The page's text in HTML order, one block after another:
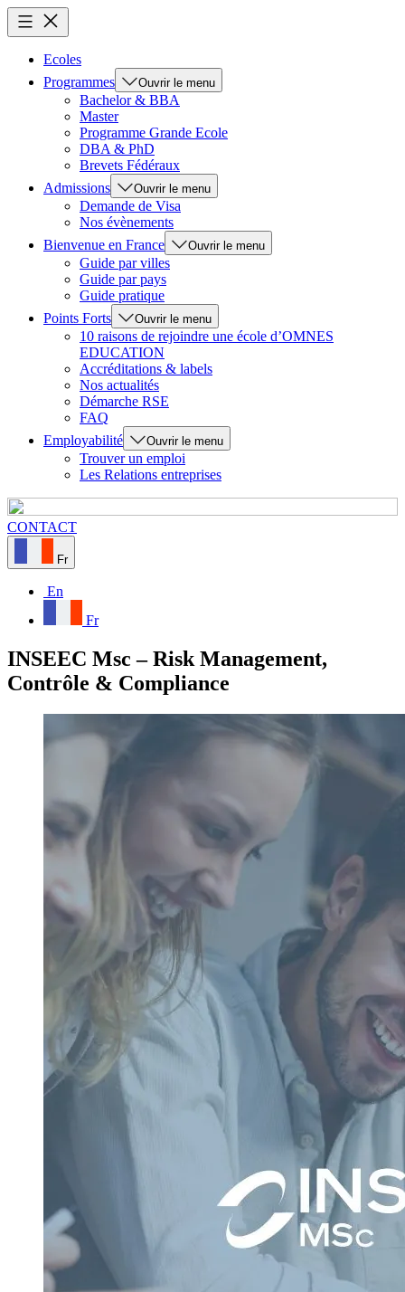
Ecoles
Programmes
Ouvrir le menu
Bachelor & BBA
Master
Programme Grande Ecole
DBA & PhD
Brevets Fédéraux
Admissions
Ouvrir le menu
Demande de Visa
Nos évènements
Bienvenue en France
Ouvrir le menu
Guide par villes
Guide par pays
Guide pratique
Points Forts
Ouvrir le menu
10 raisons de rejoindre une école d’OMNES
EDUCATION
Accréditations & labels
Nos actualités
Démarche RSE
FAQ
Employabilité
Ouvrir le menu
Trouver un emploi
Les Relations entreprises
CONTACT
Fr
En
Fr
INSEEC Msc – Risk Management,
Contrôle & Compliance